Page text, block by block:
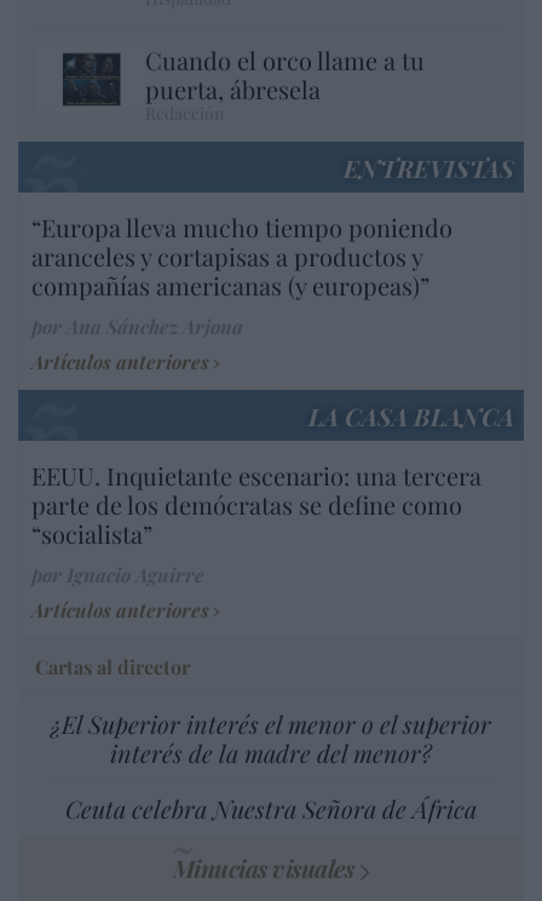
Cuando el orco llame a tu
puerta, ábresela
ENTREVISTAS
“Europa lleva mucho tiempo poniendo
aranceles y cortapisas a productos y
compañías americanas (y europeas)”
Artículos anteriores
LA CASA BLANCA
EEUU. Inquietante escenario: una tercera
parte de los demócratas se define como
“socialista”
Artículos anteriores
Cartas al director
¿El Superior interés el menor o el superior
interés de la madre del menor?
Ceuta celebra Nuestra Señora de África
Minucias visuales